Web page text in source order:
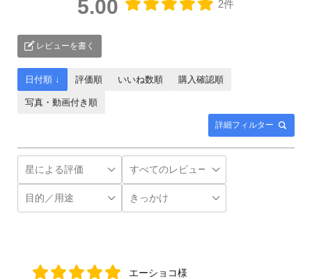
5.00 2件
レビューを書く
詳細フィルター
日付順 ↓ 評価順 いいね数順 購入確認順
写真・動画付き順
エーショコ様